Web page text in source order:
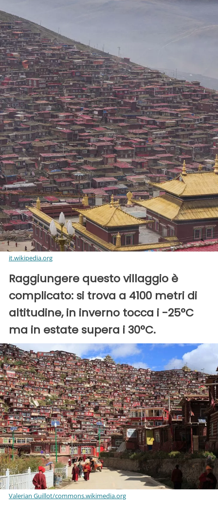
it.wikipedia.org
Raggiungere questo villaggio è
complicato: si trova a 4100 metri di
altitudine, in inverno tocca i -25°C
ma in estate supera i 30°C.
Valerian Guillot/commons.wikimedia.org